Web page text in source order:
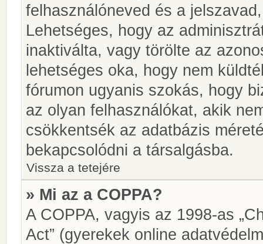
felhasználóneved és a
Lehetséges, hogy az
inaktiválta, vagy törölte az
lehetséges oka, hogy nem
fórumon ugyanis szokás, hogy
az olyan felhasználókat, akik
csökkentsék az adatbázis
bekapcsolódni a társalgásba.
Vissza a tetejére
» Mi az a COPPA?
A COPPA, vagyis az 1998-as
Act” (gyerekek online